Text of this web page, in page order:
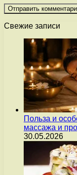
Свежие записи
Польза и
массажа и
30.05.2026